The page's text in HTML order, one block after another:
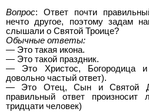
Вопрос: Ответ почти
нечто другое, поэтому задам
слышали о Святой Троице?
Обычные ответы:
— Это такая икона.
— Это такой праздник.
— Это Христос, Богородица
довольно частый ответ).
— Это Отец, Сын и Святой
правильный ответ
тридцати человек)